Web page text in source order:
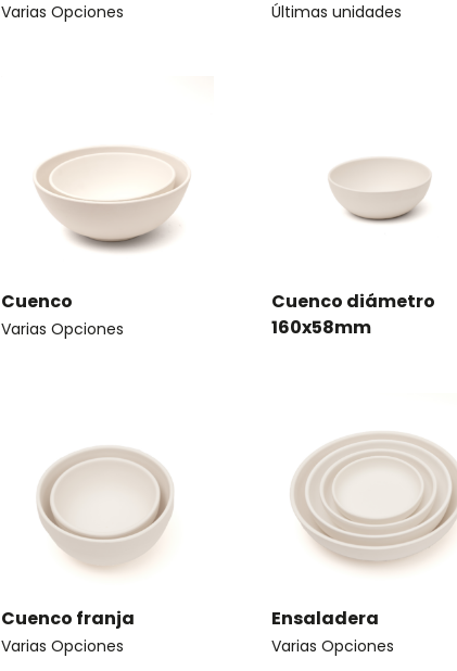
Varias Opciones Últimas unidades
Cuenco
Varias Opciones
Cuenco diámetro
160x58mm
Cuenco franja
Varias Opciones
Ensaladera
Varias Opciones